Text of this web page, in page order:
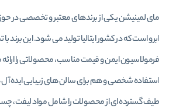
مای لمینیشن یکی از برندهای معتبر و تخصصی در
ابرو است که در کشور ایتالیا تولید می‌ شود. این برند با
فرمولاسیون ایمن و قیمت مناسب، محصولاتی را
استفاده شخصی و هم برای سالن‌ های زیبایی ایده‌
طیف گسترده‌ ای از محصولات را شامل مواد لیفت،